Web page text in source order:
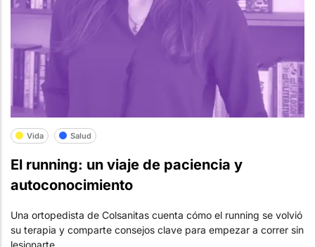
Vida Salud
El running: un viaje de paciencia y
autoconocimiento
Una ortopedista de Colsanitas cuenta cómo el running se volvió
su terapia y comparte consejos clave para empezar a correr sin